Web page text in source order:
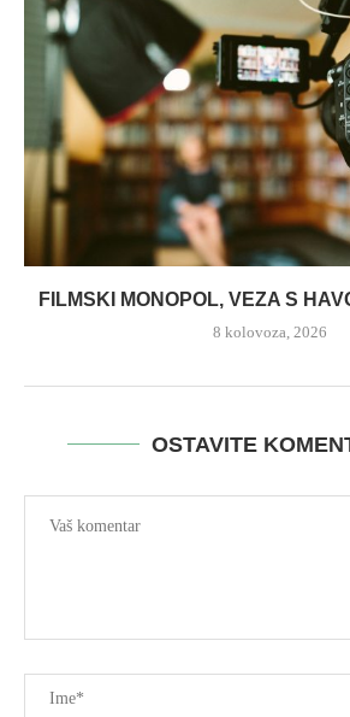
FILMSKI MONOPOL, VEZA S
8 kolovoza, 2026
OSTAVITE